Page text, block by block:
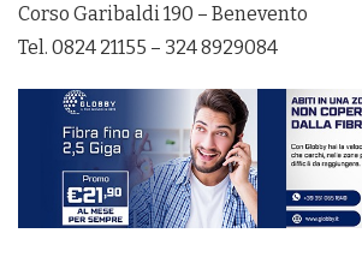
Corso Garibaldi 190 – Benevento
Tel. 0824 21155 – 324 8929084